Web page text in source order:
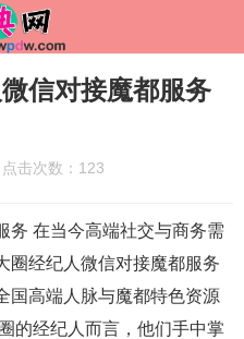
信对接魔都服务‌
击次数：123
务 在当今高端社交与商务需
圈经纪人微信对接魔都服务
国高端人脉与魔都特色资源
的经纪人而言，他们手中掌